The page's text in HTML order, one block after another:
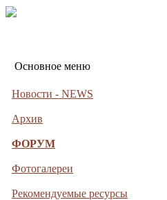
Основное меню
Новости - NEWS
Архив
ФОРУМ
Фотогалереи
Рекомендуемые ресурсы